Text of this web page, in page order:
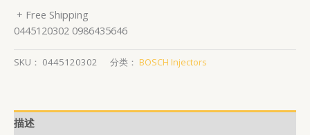
+ Free Shipping
0445120302 0986435646
SKU： 0445120302 分类： BOSCH Injectors
描述